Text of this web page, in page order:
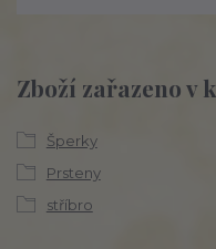
Zboží zařazeno v
Šperky
Prsteny
stříbro